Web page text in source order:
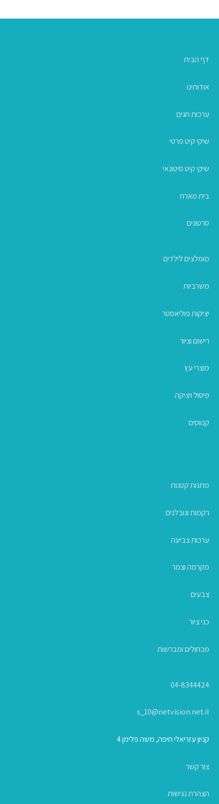
דף הבית
אודותינו
ערכות חגים
שיקי קיט פרטי
שיקי קיט סיטונאי
בית מארח
סרטונים
מומלצים לילדים
משרביות
יציקות פוליאסטר
רישום וציור
מוצרי עץ
פיסול ויציקה
קנווסים
מתנות קטנות
רקמות וגובלנים
ערכות צביעה
מקרמה וצמר
צבעים
כני ציור
מכחולים ומברשות
04-8344424
s_10@netvision.net.il
קניון עזריאלי חיפה, משה פלימן 4
צור קשר
הצהרת נגישות